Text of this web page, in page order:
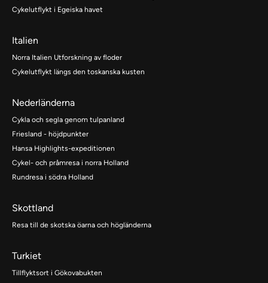
Cykelutflykt i Egeiska havet
Italien
Norra Italien Utforskning av floder
Cykelutflykt längs den toskanska kusten
Nederländerna
Cykla och segla genom tulpanland
Friesland - höjdpunkter
Hansa Highlights-expeditionen
Cykel- och pråmresa i norra Holland
Rundresa i södra Holland
Skottland
Resa till de skotska öarna och högländerna
Turkiet
Tillflyktsort i Gökovabukten